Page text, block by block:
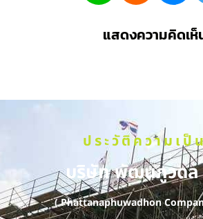
แสดงความคิดเห็
ประวัติความเป็
บริษัท พัฒนภูวดล
( Phattanaphuwadhon